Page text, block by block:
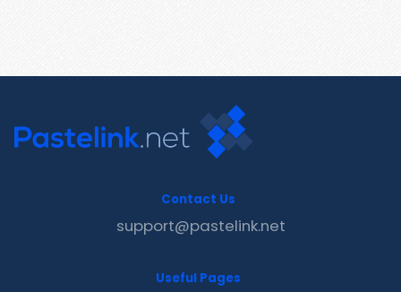
Contact Us
support@pastelink.net
Useful Pages